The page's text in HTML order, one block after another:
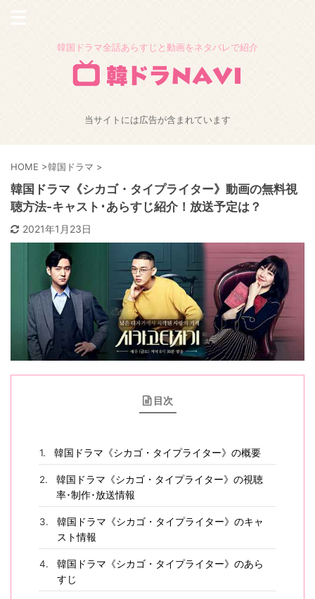
韓国ドラマ全話あらすじと動画をネタバレで紹介
当サイトには広告が含まれています
HOME >韓国ドラマ >
韓国ドラマ《シカゴ・タイプライター》動画の無料視
聴方法-キャスト･あらすじ紹介！放送予定は？
2021年1月23日
目次
韓国ドラマ《シカゴ・タイプライター》の概要
韓国ドラマ《シカゴ・タイプライター》の視聴
率･制作･放送情報
韓国ドラマ《シカゴ・タイプライター》のキャ
スト情報
韓国ドラマ《シカゴ・タイプライター》のあら
すじ